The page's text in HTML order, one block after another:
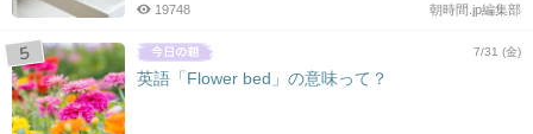
朝時間.jp編集部
19748
7/31 (金)
英語「Flower bed」の意味って？